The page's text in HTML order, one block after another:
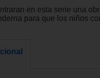
en esta serie una
para que los niños